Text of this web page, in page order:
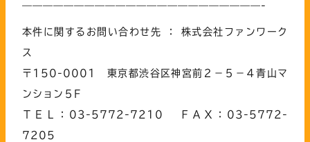
———————————————————————-
本件に関するお問い合わせ先 ： 株式会社ファンワーク
ス
〒150-0001 東京都渋谷区神宮前２－５－４青山マ
ンション５F
ＴＥＬ：03-5772-7210 ＦＡＸ：03-5772-
7205